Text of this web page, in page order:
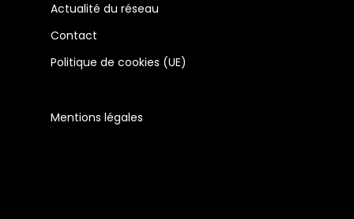
Actualité du réseau
Contact
Politique de cookies (UE)
Mentions légales